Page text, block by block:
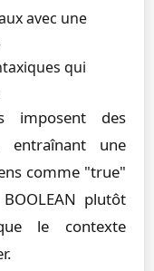
avec une
qui
imposent des
entraînant une
comme "true"
plutôt
le contexte